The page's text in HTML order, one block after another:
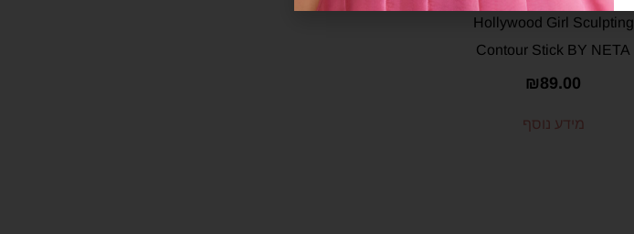
Hollywood Girl Sculpting
Contour Stick BY NETA
₪89.00
מידע נוסף